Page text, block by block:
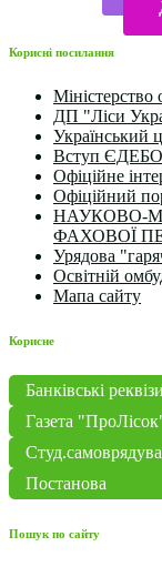
Корисні посилання
Міністерство
ДП "Ліси
Український
Вступ ЄДЕБО
Офіційне
Офіційний
НАУКОВО-
ФАХОВОЇ
Урядова
Освітній
Мапа сайту
Корисне
Банківські
Газета
Постанова
Пошук по сайту